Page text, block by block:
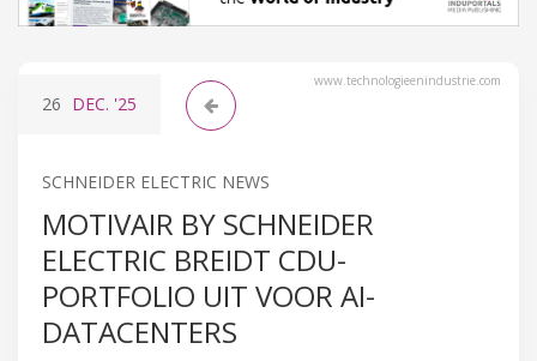
www.technologieenindustrie.com
26 DEC. '25
SCHNEIDER ELECTRIC NEWS
MOTIVAIR BY SCHNEIDER
ELECTRIC BREIDT CDU-
PORTFOLIO UIT VOOR AI-
DATACENTERS